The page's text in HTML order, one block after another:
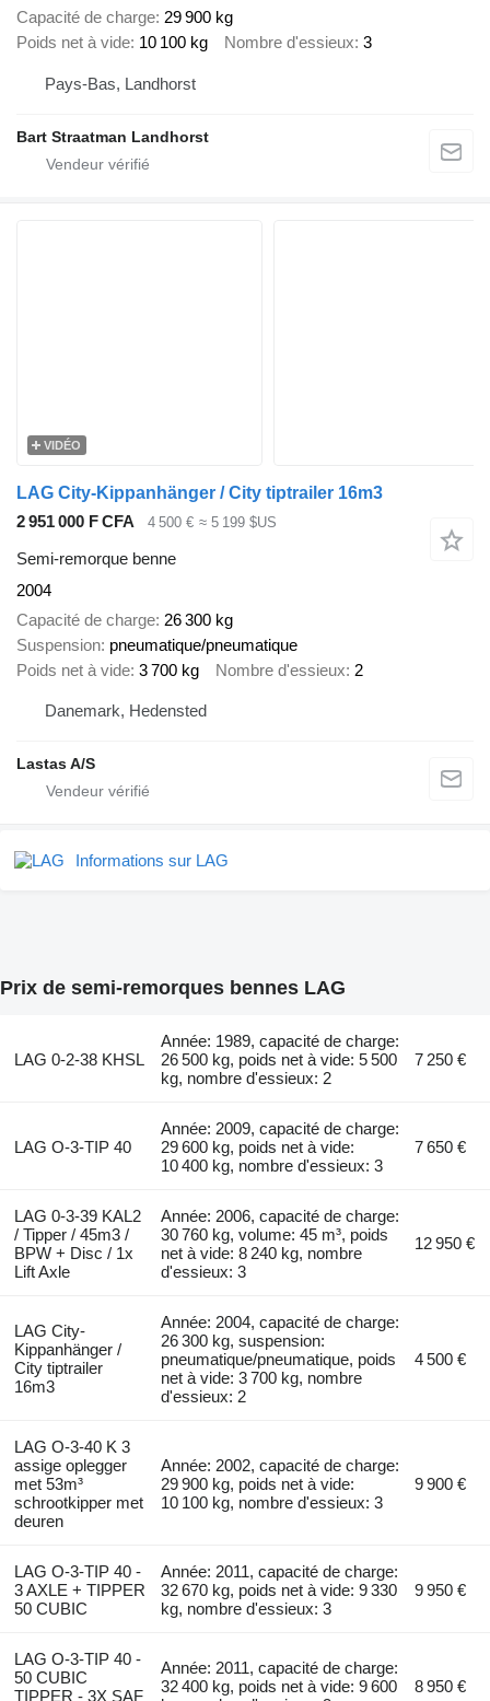
Capacité de charge 29 900 kg
Poids net à vide 10 100 kg Nombre d'essieux 3
Pays-Bas, Landhorst
Bart Straatman Landhorst
VIDÉO
LAG City-Kippanhänger / City tiptrailer 16m3
2 951 000 F CFA
4 500 € ≈ 5 199 $US
Semi-remorque benne
2004
Capacité de charge 26 300 kg
Suspension pneumatique/pneumatique
Poids net à vide 3 700 kg Nombre d'essieux 2
Danemark, Hedensted
Lastas A/S
Informations sur LAG
Prix de semi-remorques bennes LAG
LAG 0-2-38 KHSL
Année: 1989, capacité de charge:
26 500 kg, poids net à vide: 5 500
kg, nombre d'essieux: 2
7 250 €
LAG O-3-TIP 40
Année: 2009, capacité de charge:
29 600 kg, poids net à vide:
10 400 kg, nombre d'essieux: 3
7 650 €
LAG 0-3-39 KAL2
/ Tipper / 45m3 /
BPW + Disc / 1x
Lift Axle
Année: 2006, capacité de charge:
30 760 kg, volume: 45 m³, poids
net à vide: 8 240 kg, nombre
d'essieux: 3
12 950 €
LAG City-
Kippanhänger /
City tiptrailer
16m3
Année: 2004, capacité de charge:
26 300 kg, suspension:
pneumatique/pneumatique, poids
net à vide: 3 700 kg, nombre
d'essieux: 2
4 500 €
LAG O-3-40 K 3
assige oplegger
met 53m³
schrootkipper met
deuren
Année: 2002, capacité de charge:
29 900 kg, poids net à vide:
10 100 kg, nombre d'essieux: 3
9 900 €
LAG O-3-TIP 40 -
3 AXLE + TIPPER
50 CUBIC
Année: 2011, capacité de charge:
32 670 kg, poids net à vide: 9 330
kg, nombre d'essieux: 3
9 950 €
LAG O-3-TIP 40 -
50 CUBIC
TIPPER - 3X SAF
Année: 2011, capacité de charge:
32 400 kg, poids net à vide: 9 600
8 950 €